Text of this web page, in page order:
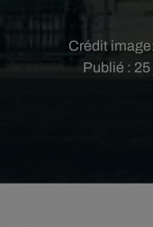
Publié : 25
Crédit image: